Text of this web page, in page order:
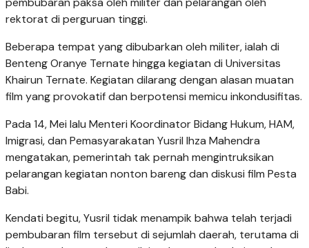
rektorat di perguruan tinggi.
Beberapa tempat yang dibubarkan oleh militer, ialah di
Benteng Oranye Ternate hingga kegiatan di Universitas
Khairun Ternate. Kegiatan dilarang dengan alasan muatan
film yang provokatif dan berpotensi memicu inkondusifitas.
Pada 14, Mei lalu Menteri Koordinator Bidang Hukum, HAM,
Imigrasi, dan Pemasyarakatan Yusril Ihza Mahendra
mengatakan, pemerintah tak pernah mengintruksikan
pelarangan kegiatan nonton bareng dan diskusi film Pesta
Babi.
Kendati begitu, Yusril tidak menampik bahwa telah terjadi
pembubaran film tersebut di sejumlah daerah, terutama di